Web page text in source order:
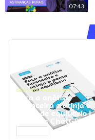
07:43
GESTÃO FINANCEIRA
Faça a análise
financeira e atinja o
ponto de equilíbrio |
Prompts ChatGPT